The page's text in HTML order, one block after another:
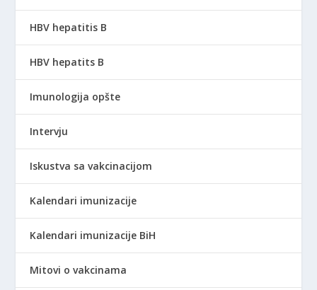
HBV hepatitis B
HBV hepatits B
Imunologija opšte
Intervju
Iskustva sa vakcinacijom
Kalendari imunizacije
Kalendari imunizacije BiH
Mitovi o vakcinama